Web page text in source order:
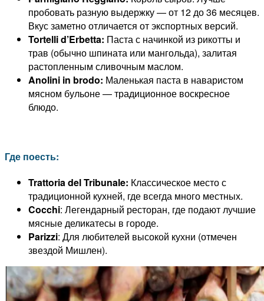
пробовать разную выдержку — от 12 до 36 месяцев.
Вкус заметно отличается от экспортных версий.
Tortelli d’Erbetta: Паста с начинкой из рикотты и
трав (обычно шпината или мангольда), залитая
растопленным сливочным маслом.
Anolini in brodo: Маленькая паста в наваристом
мясном бульоне — традиционное воскресное
блюдо.
Где поесть:
Trattoria del Tribunale: Классическое место с
традиционной кухней, где всегда много местных.
Cocchi: Легендарный ресторан, где подают лучшие
мясные деликатесы в городе.
Parizzi: Для любителей высокой кухни (отмечен
звездой Мишлен).